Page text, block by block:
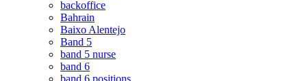
backoffice
Bahrain
Baixo Alentejo
Band 5
band 5 nurse
band 6
band 6 positions